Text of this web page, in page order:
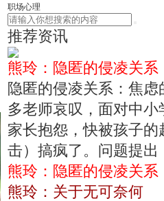
职场心理
推荐资讯
熊玲：隐匿的侵凌关系
隐匿的侵凌关系：焦
多老师哀叹，面对中
家长抱怨，快被孩子
击）搞疯了。问题提出
熊玲：隐匿的侵凌关系
熊玲：关于无可奈何